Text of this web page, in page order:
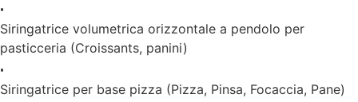
•
Siringatrice volumetrica orizzontale a pendolo per
pasticceria (Croissants, panini)
•
Siringatrice per base pizza (Pizza, Pinsa, Focaccia, Pane)